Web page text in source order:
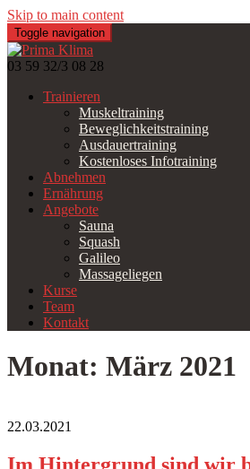
Skip to main content
Toggle navigation
03 59 32/3 08 28
Trainieren
Muskeltraining
Beweglichkeitstraining
Ausdauertraining
Kostenloses Infotraining
Abnehmen
Ernährung
Angebote
Sauna
Squash
Galileo
Massageliegen
Kurse
Team
Kontakt
Monat: März 2021
22.03.2021
Im Hintergrund sind wir